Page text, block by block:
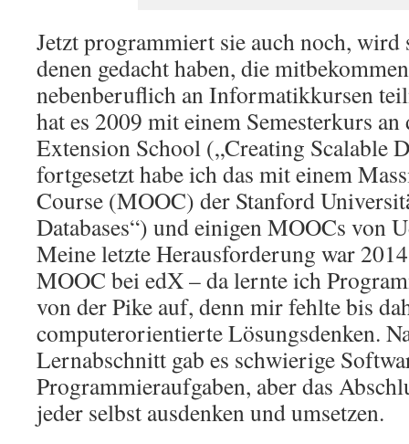
Jetzt programmiert sie auch noch,
denen gedacht haben, die
nebenberuflich an Informatikkursen
hat es 2009 mit einem Semesterkurs
Extension School („Creating Scalable
fortgesetzt habe ich das mit einem
Course (MOOC) der Stanford
Databases“) und einigen MOOCs von
Meine letzte Herausforderung war
MOOC bei edX – da lernte ich
von der Pike auf, denn mir fehlte bis
computerorientierte Lösungsdenken.
Lernabschnitt gab es schwierige
Programmieraufgaben, aber das
jeder selbst ausdenken und umsetzen.